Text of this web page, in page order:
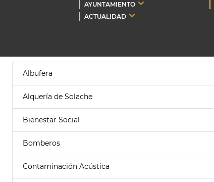
AYUNTAMIENTO
ACTUALIDAD
Albufera
Alquería de Solache
Bienestar Social
Bomberos
Contaminación Acústica